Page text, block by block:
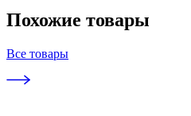
Похожие товары
Все товары